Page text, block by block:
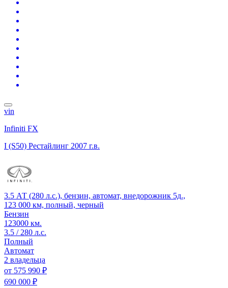
vin
Infiniti FX
I (S50) Рестайлинг 2007 г.в.
3.5 АТ (280 л.с.), бензин, автомат, внедорожник 5д.,
123 000 км, полный, черный
Бензин
123000 км.
3.5 / 280 л.с.
Полный
Автомат
2 владельца
от 575 990 ₽
690 000 ₽